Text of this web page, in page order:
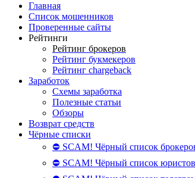
Главная
Список мошенников
Проверенные сайты
Рейтинги
Рейтинг брокеров
Рейтинг букмекеров
Рейтинг chargeback
Заработок
Схемы заработка
Полезные статьи
Обзоры
Возврат средств
Чёрные списки
⛔ SCAM! Чёрный список
⛔ SCAM! Чёрный список